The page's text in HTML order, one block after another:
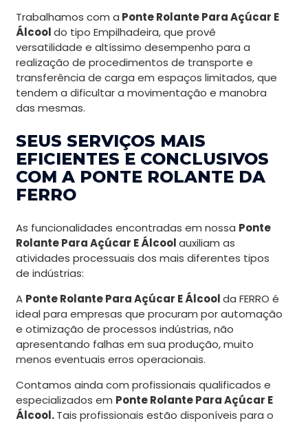
Trabalhamos com a Ponte Rolante Para Açúcar E
Álcooldo tipo Empilhadeira, que provê
versatilidade e altíssimo desempenho para a
realização de procedimentos de transporte e
transferência de carga em espaços limitados, que
tendem a dificultar a movimentação e manobra
das mesmas.
SEUS SERVIÇOS MAIS
EFICIENTES E CONCLUSIVOS
COM A PONTE ROLANTE DA
FERRO
As funcionalidades encontradas em nossa Ponte
Rolante Para Açúcar E Álcoolauxiliam as
atividades processuais dos mais diferentes tipos
de indústrias:
A Ponte Rolante Para Açúcar E Álcoolda FERRO é
ideal para empresas que procuram por automação
e otimização de processos indústrias, não
apresentando falhas em sua produção, muito
menos eventuais erros operacionais.
Contamos ainda com profissionais qualificados e
especializados em Ponte Rolante Para Açúcar E
Álcool.Tais profissionais estão disponíveis para o